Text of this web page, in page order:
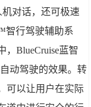
对话，还可极速
智行驾驶辅助系
，BlueCruise蓝智
动驾驶的效果。转
可以让用户在实际